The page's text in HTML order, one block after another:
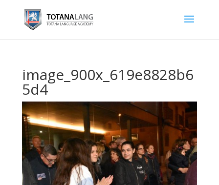
image_900x_619e8828b6
5d4